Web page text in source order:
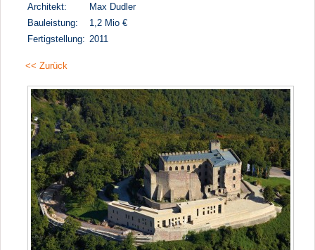
Architekt:
Max Dudler
Bauleistung:
1,2 Mio €
Fertigstellung: 2011
<< Zurück